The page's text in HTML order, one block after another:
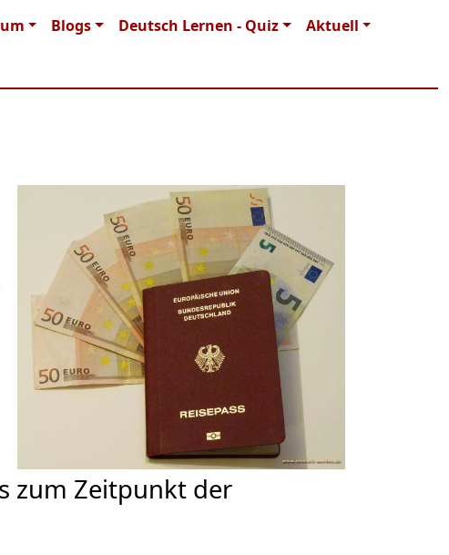
Blogs Deutsch Lernen - Quiz
Aktuell
zum Zeitpunkt der